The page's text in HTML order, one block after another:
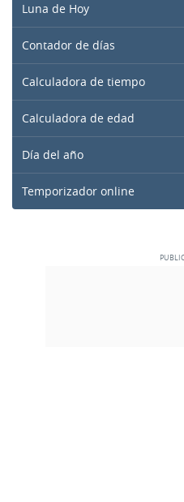
Luna de Hoy
Contador de días
Calculadora de tiempo
Calculadora de edad
Día del año
Temporizador online